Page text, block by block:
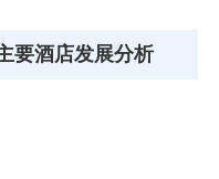
酒店发展分析